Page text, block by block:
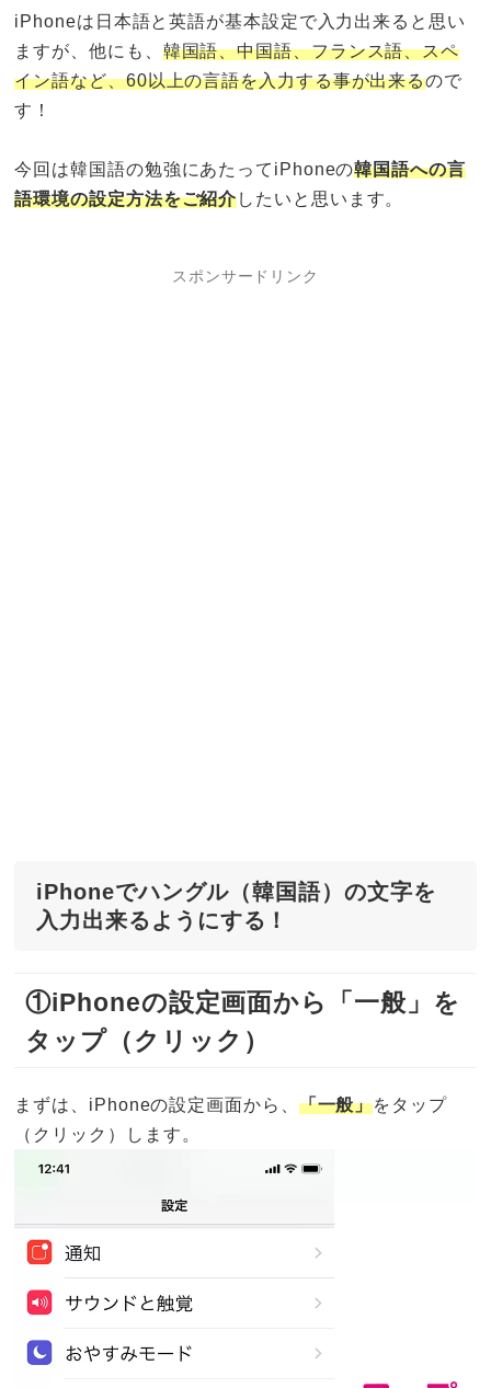
iPhoneは日本語と英語が基本設定で入力出来ると思い
ますが、他にも、 韓国語、中国語、フランス語、スペ
イン語など、60以上の言語を入力する事が出来るので
す！
今回は韓国語の勉強にあたってiPhoneの韓国語への言
語環境の設定方法をご紹介したいと思います。
スポンサードリンク
iPhoneでハングル（韓国語）の文字を
入力出来るようにする！
①iPhoneの設定画面から「一般」を
タップ（クリック）
まずは、iPhoneの設定画面から、 「一般」をタップ
（クリック）します。